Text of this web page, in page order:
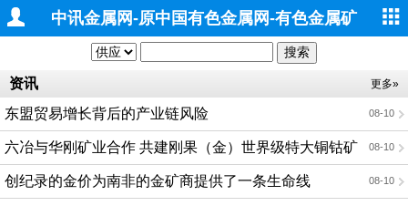
中讯金属网-原中国有色金属网-有色金属矿
更多»
资讯
08-10
东盟贸易增长背后的产业链风险
08-10
六冶与华刚矿业合作 共建刚果（金）世界级特大铜钴矿
山二期工程项目 08-10
创纪录的金价为南非的金矿商提供了一条生命线